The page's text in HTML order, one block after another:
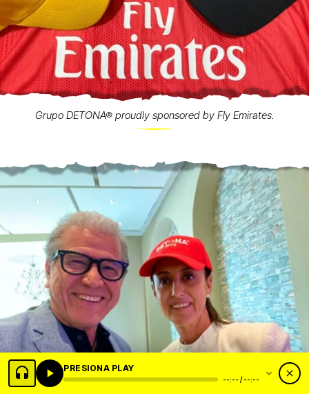
Grupo DETONA® proudly sponsored by Fly Emirates.
PRESIONA PLAY
--:-- / --:--